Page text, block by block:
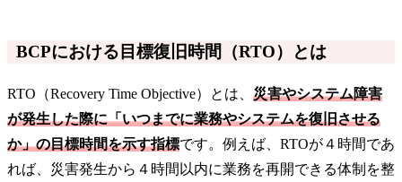
BCPにおける目標復旧時間（RTO）とは
RTO（Recovery Time Objective）とは、 災害やシステム障害
が発生した際に「いつまでに業務やシステムを復旧させる
か」の目標時間を示す指標です。例えば、RTOが４時間であ
れば、災害発生から４時間以内に業務を再開できる体制を整